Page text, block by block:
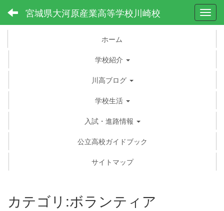
宮城県大河原産業高等学校川崎校
ホーム
学校紹介
川高ブログ
学校生活
入試・進路情報
公立高校ガイドブック
サイトマップ
カテゴリ:ボランティア